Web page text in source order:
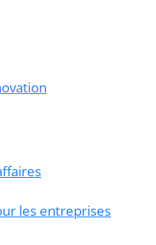
les entreprises